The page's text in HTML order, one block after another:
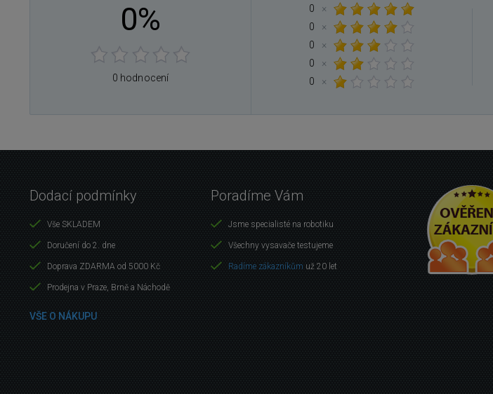
0%
0 hodnocení
0
×
0
×
0
×
0
×
0
×
Dodací podmínky
Vše SKLADEM
Doručení do 2. dne
Doprava ZDARMA od 5000 Kč
Prodejna v Praze, Brně a Náchodě
VŠE O NÁKUPU
Poradíme Vám
Jsme specialisté na robotiku
Všechny vysavače testujeme
Radíme zákazníkům už 20 let